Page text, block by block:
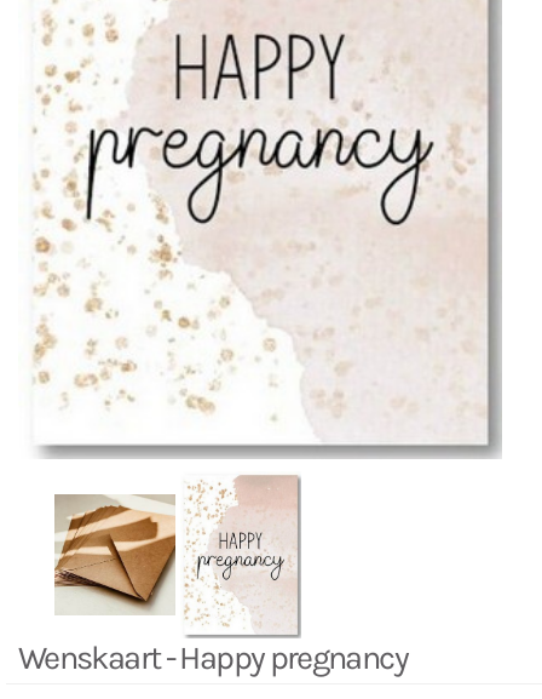
Wenskaart - Happy pregnancy